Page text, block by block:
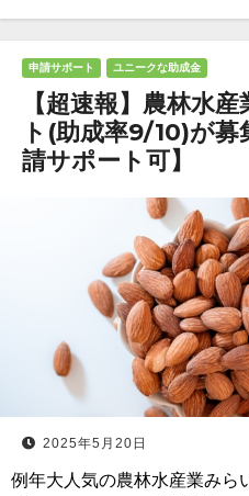
申請サポート ユニークな助成金
【超速報】農林水
ト(助成率9/10)が募
請サポート可】
2025年5月20日
例年大人気の農林水産業みら